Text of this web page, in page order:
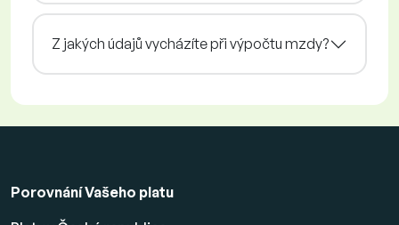
Z jakých údajů vycházíte při výpočtu mzdy?
Porovnání Vašeho platu